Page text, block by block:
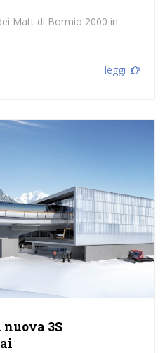
Matt di Bormio 2000 in
leggi
3S